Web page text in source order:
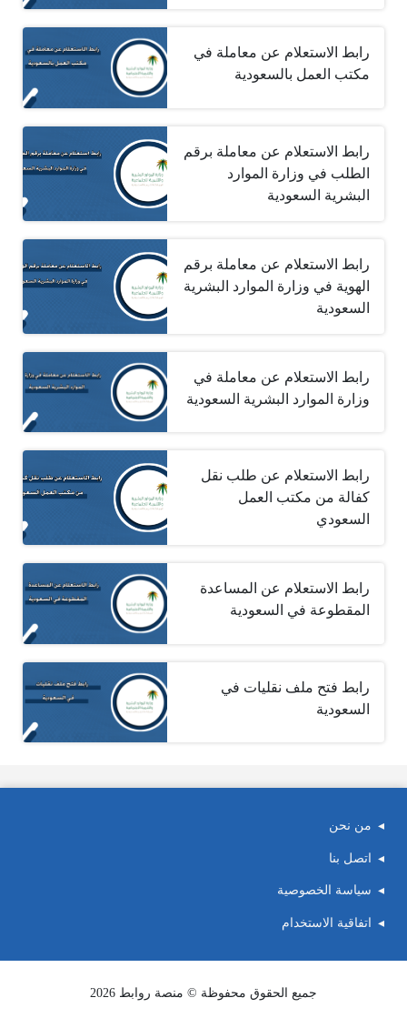
رابط الاستعلام عن معاملة في
مكتب العمل بالسعودية
رابط الاستعلام عن معاملة برقم
الطلب في وزارة الموارد
البشرية السعودية
رابط الاستعلام عن معاملة برقم
الهوية في وزارة الموارد البشرية
السعودية
رابط الاستعلام عن معاملة في
وزارة الموارد البشرية السعودية
رابط الاستعلام عن طلب نقل
كفالة من مكتب العمل
السعودي
رابط الاستعلام عن المساعدة
المقطوعة في السعودية
رابط فتح ملف نقليات في
السعودية
من نحن
اتصل بنا
سياسة الخصوصية
اتفاقية الاستخدام
جميع الحقوق محفوظة © منصة روابط 2026